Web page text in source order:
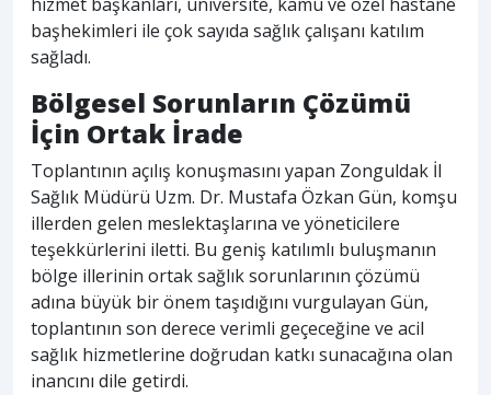
başhekimleri ile çok sayıda sağlık çalışanı katılım
sağladı.
Bölgesel Sorunların Çözümü
İçin Ortak İrade
Toplantının açılış konuşmasını yapan Zonguldak İl
Sağlık Müdürü Uzm. Dr. Mustafa Özkan Gün, komşu
illerden gelen meslektaşlarına ve yöneticilere
teşekkürlerini iletti. Bu geniş katılımlı buluşmanın
bölge illerinin ortak sağlık sorunlarının çözümü
adına büyük bir önem taşıdığını vurgulayan Gün,
toplantının son derece verimli geçeceğine ve acil
sağlık hizmetlerine doğrudan katkı sunacağına olan
inancını dile getirdi.